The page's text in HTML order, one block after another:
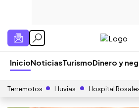
InicioNoticiasTurismoDinero y
Terremotos Lluvias Hospital